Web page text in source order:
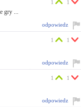
skład na wysokielokaty w III
rowniez zostali wylapani fani
odpowiedz
gry ...